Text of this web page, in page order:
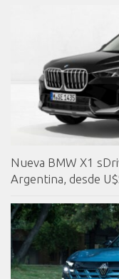
Nueva BMW X1
Argentina, desde